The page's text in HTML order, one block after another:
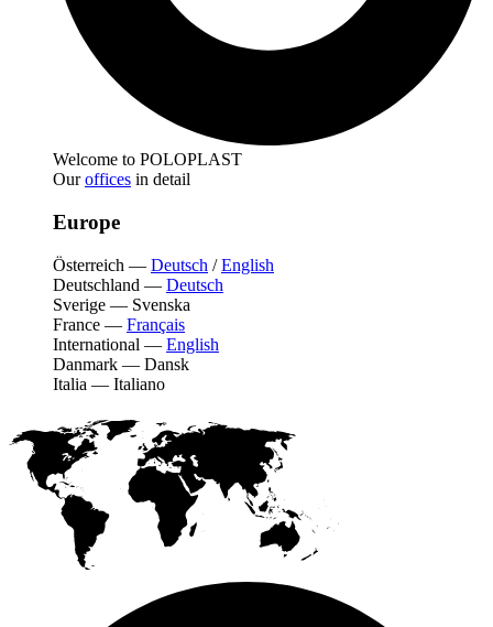
Welcome to POLOPLAST
Ouroffices in detail
Europe
Österreich — Deutsch /English
Deutschland — Deutsch
Sverige — Svenska
France — Français
International — English
Danmark — Dansk
Italia — Italiano